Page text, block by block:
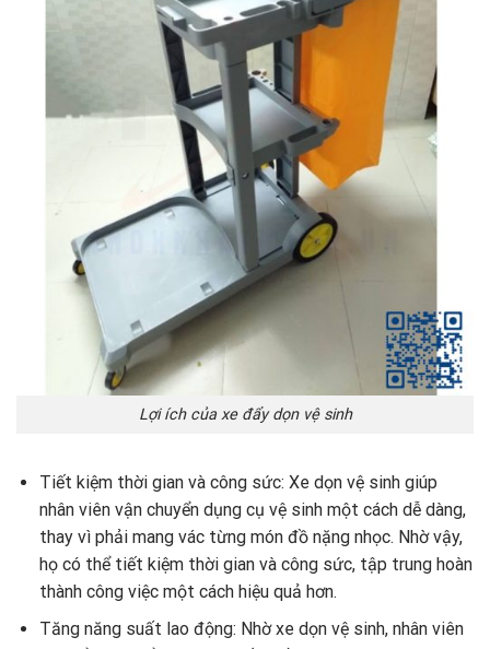
Lợi ích của xe đẩy dọn vệ sinh
Tiết kiệm thời gian và công sức: Xe dọn vệ sinh giúp
nhân viên vận chuyển dụng cụ vệ sinh một cách dễ dàng,
thay vì phải mang vác từng món đồ nặng nhọc. Nhờ vậy,
họ có thể tiết kiệm thời gian và công sức, tập trung hoàn
thành công việc một cách hiệu quả hơn.
Tăng năng suất lao động: Nhờ xe dọn vệ sinh, nhân viên